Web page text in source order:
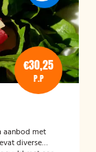
€30,25
P.P
aanbod met
diverse